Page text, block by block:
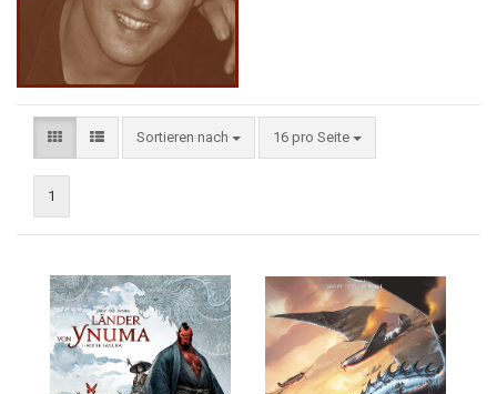
Sortieren nach 16 pro Seite
1